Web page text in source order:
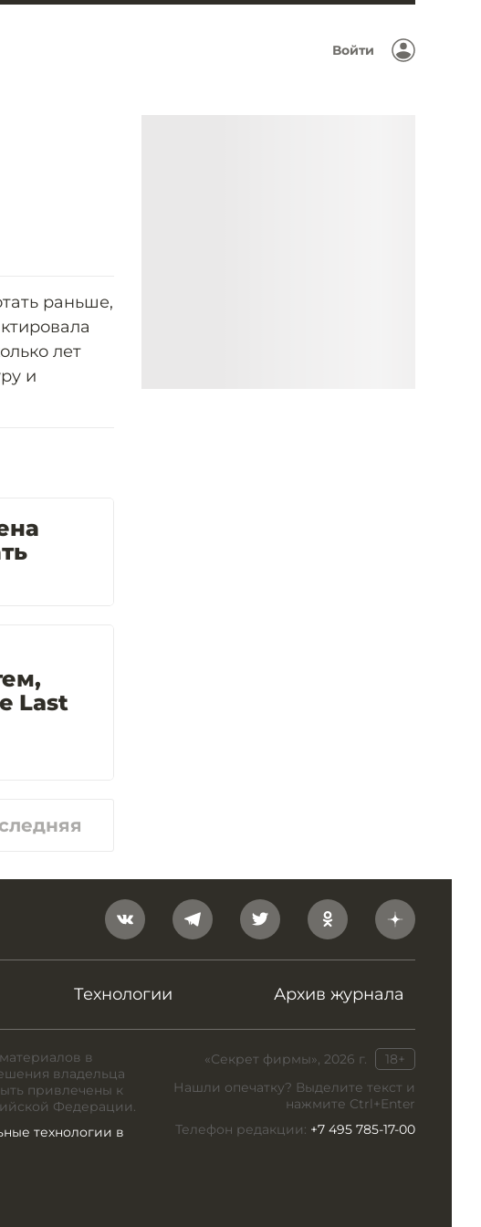
Войти
раньше,
лет
и
Last
Технологии Архив журнала
«Секрет фирмы», 2026 г.
18+
Нашли опечатку? Выделите текст и
нажмите Ctrl+Enter
Телефон редакции: +7 495 785-17-00
в
владельца
привлечены к
Федерации.
технологии в